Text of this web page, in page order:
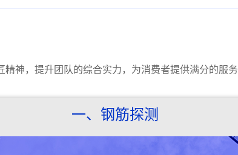
神，提升团队的综合实力，为消费者提供满分的服务
一、钢筋探测